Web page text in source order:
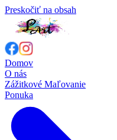
Preskočiť na obsah
Domov
O nás
Zážitkové Maľovanie
Ponuka